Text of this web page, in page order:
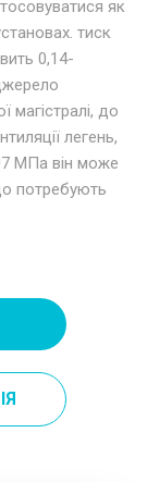
як
тиск
0,14-
магістралі, до
легень,
МПа він може
потребують